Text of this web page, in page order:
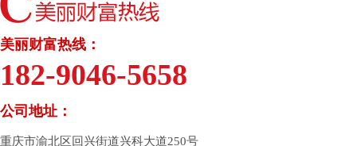
美丽财富热线：
182-9046-5658
公司地址：
重庆市渝北区回兴街道兴科大道250号